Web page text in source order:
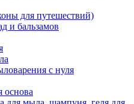
для путешествий)
и бальзамов
с нуля
основа